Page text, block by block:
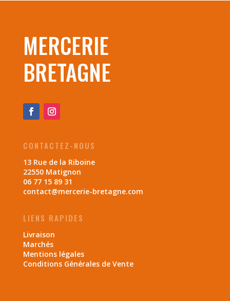
MERCERIE
BRETAGNE
CONTACTEZ-NOUS
13 Rue de la Riboine
22550 Matignon
06 77 15 89 31
contact@mercerie-bretagne.com
LIENS RAPIDES
Livraison
Marchés
Mentions légales
Conditions Générales de Vente